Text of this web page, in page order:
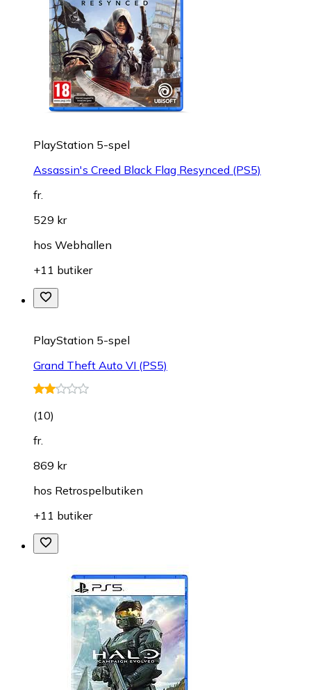
PlayStation 5-spel
Assassin's Creed Black Flag Resynced (PS5)
fr.
529 kr
hos Webhallen
+11 butiker
PlayStation 5-spel
Grand Theft Auto VI (PS5)
(10)
fr.
869 kr
hos Retrospelbutiken
+11 butiker